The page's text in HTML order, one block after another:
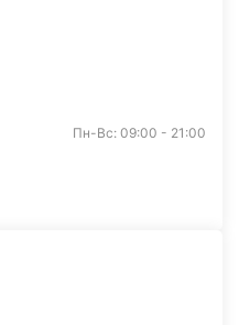
Пн-Вс: 09:00 - 21:00